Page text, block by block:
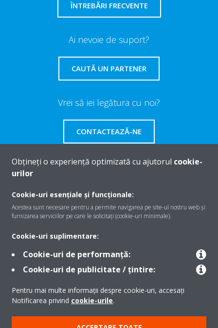
ÎNTREBĂRI FRECVENTE
Ai nevoie de suport?
CAUTĂ UN PARTENER
Vrei să iei legătura cu noi?
CONTACTEAZĂ-NE
Despre Daikin
Contact
Produse
Obțineți o experiență optimizată cu ajutorul cookie-
urilor
Cookie-uri esențiale și funcționale:
Acestea sunt necesare pentru a permite navigarea pe site-ul nostru web și
furnizarea serviciilor pe care le solicitați (cookie-uri minimale).
Cookie-uri suplimentare:
Cookie-uri de performanță:
Cookie-uri de publicitate / țintire:
Pentru mai multe informații despre cookie-uri, accesați
Notificarea privind cookie-urile.